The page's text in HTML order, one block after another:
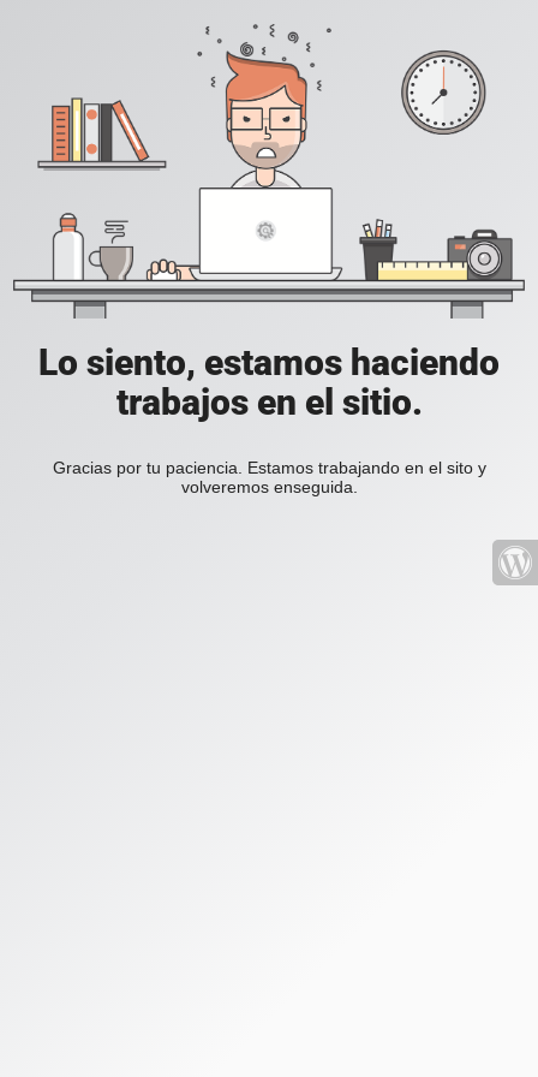
Lo siento, estamos haciendo
trabajos en el sitio.
Gracias por tu paciencia. Estamos trabajando en el sito y
volveremos enseguida.